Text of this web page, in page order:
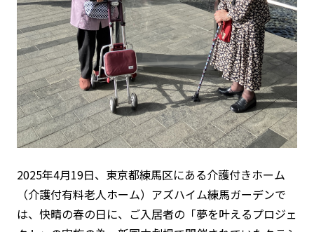
2025年4月19日、東京都練馬区にある介護付きホーム
（介護付有料老人ホーム）アズハイム練馬ガーデンで
は、快晴の春の日に、ご入居者の「夢を叶えるプロジェ